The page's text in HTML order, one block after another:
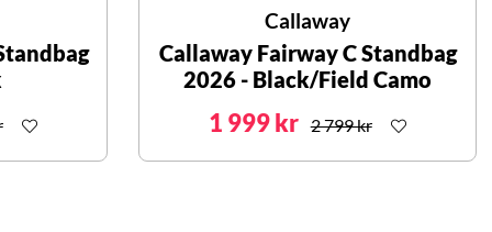
Callaway
Callaway Fairway C Standbag
2026 - Black/Field Camo
1 999 kr 2 799 kr